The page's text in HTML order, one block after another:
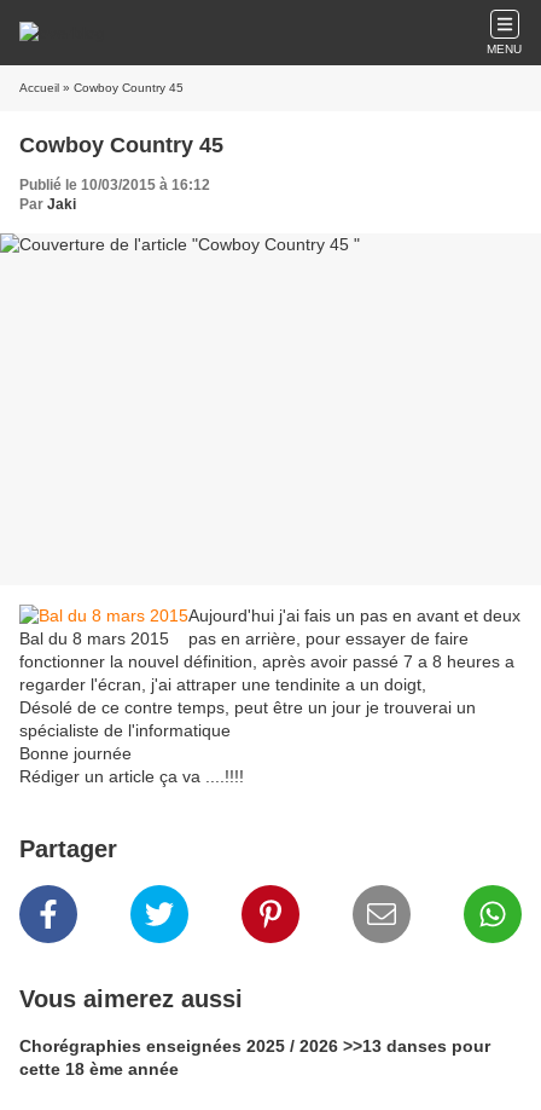
MENU
Accueil » Cowboy Country 45
Cowboy Country 45
Publié le 10/03/2015 à 16:12
Par Jaki
Bal du 8 mars 2015
Aujourd'hui j'ai fais un pas en avant et deux
pas en arrière, pour essayer de faire
fonctionner la nouvel définition, après avoir passé 7 a 8 heures a
regarder l'écran, j'ai attraper une tendinite a un doigt,
Désolé de ce contre temps, peut être un jour je trouverai un
spécialiste de l'informatique
Bonne journée
Rédiger un article ça va ....!!!!
Partager
Vous aimerez aussi
Chorégraphies enseignées 2025 / 2026 >>13 danses pour
cette 18 ème année